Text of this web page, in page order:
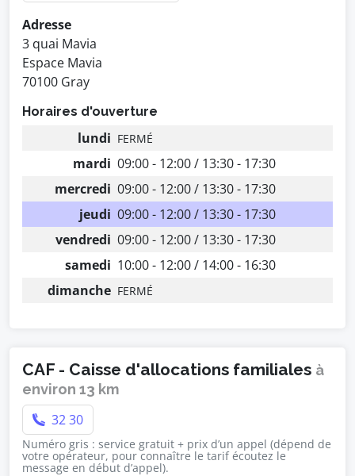
Adresse
3 quai Mavia
Espace Mavia
70100 Gray
Horaires d'ouverture
lundi FERMÉ
mardi 09:00 - 12:00 / 13:30 - 17:30
mercredi 09:00 - 12:00 / 13:30 - 17:30
jeudi 09:00 - 12:00 / 13:30 - 17:30
vendredi 09:00 - 12:00 / 13:30 - 17:30
samedi 10:00 - 12:00 / 14:00 - 16:30
dimanche FERMÉ
CAF - Caisse d'allocations familiales à
environ 13 km
32 30
Numéro gris : service gratuit + prix d’un appel (dépend de
votre opérateur, pour connaître le tarif écoutez le
message en début d’appel).